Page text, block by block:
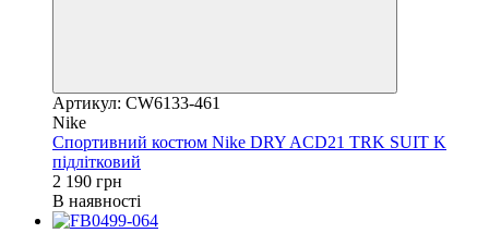
Артикул: CW6133-461
Nike
Спортивний костюм Nike DRY ACD21 TRK SUIT K
підлітковий
2 190 грн
В наявності